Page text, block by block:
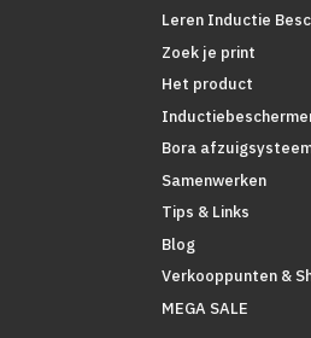
Leren Inductie
Zoek je print
Het product
Bora
Samenwerken
Tips & Links
Blog
Verkooppunten &
MEGA SALE